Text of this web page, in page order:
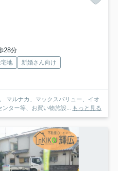
28分
地
新婚さん向け
マルナカ、マックスバリュー、イオ
ター等、お買い物施設...
もっと見る